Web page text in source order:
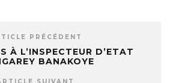
PRÉCÉDENT
À L’INSPECTEUR D’ETAT
BANAKOYE